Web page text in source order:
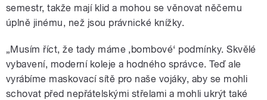
semestr, takže mají klid a mohou se věnovat něčemu
úplně jinému, než jsou právnické knížky.
„Musím říct, že tady máme ‚bombové‘ podmínky. Skvělé
vybavení, moderní koleje a hodného správce. Teď ale
vyrábíme maskovací sítě pro naše vojáky, aby se mohli
schovat před nepřátelskými střelami a mohli ukrýt také